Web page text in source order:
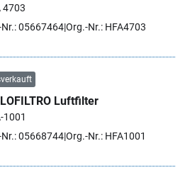
4703
05667464Org.-Nr.: HFA4703
Luftfilter
1001
05668744Org.-Nr.: HFA1001